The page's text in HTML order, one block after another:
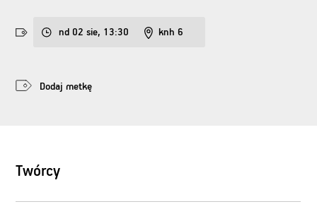
nd 02 sie, 13:30 knh 6
Dodaj metkę
Twórcy